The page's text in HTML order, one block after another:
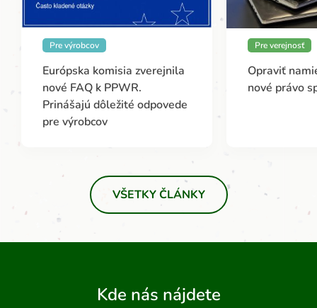
Pre výrobcov
Európska komisia zverejnila
nové FAQ k PPWR.
Prinášajú dôležité odpovede
pre výrobcov
Pre verejnosť
Opraviť
nové právo
VŠETKY ČLÁNKY
Kde nás nájdete